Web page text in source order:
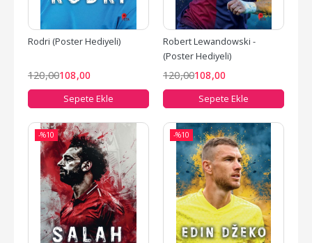
Rodri (Poster Hediyeli)
120,00108,00
Sepete Ekle
Robert Lewandowski -
(Poster Hediyeli)
120,00108,00
Sepete Ekle
-%10 -%10